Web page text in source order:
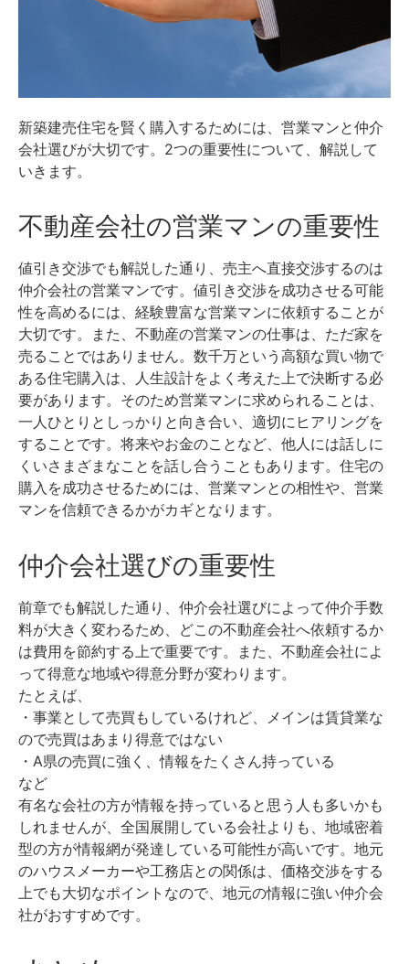
新築建売住宅を賢く購入するためには、営業マンと仲介
会社選びが大切です。2つの重要性について、解説して
いきます。
不動産会社の営業マンの重要性
値引き交渉でも解説した通り、売主へ直接交渉するのは
仲介会社の営業マンです。値引き交渉を成功させる可能
性を高めるには、経験豊富な営業マンに依頼することが
大切です。
また、不動産の営業マンの仕事は、ただ家を
売ることではありません。数千万という高額な買い物で
ある住宅購入は、人生設計をよく考えた上で決断する必
要があります。 そのため営業マンに求められることは、
一人ひとりとしっかりと向き合い、適切にヒアリングを
することです。 将来やお金のことなど、他人には話しに
くいさまざまなことを話し合うこともあります。住宅の
購入を成功させるためには、営業マンとの相性や、営業
マンを信頼できるかがカギとなります。
仲介会社選びの重要性
前章でも解説した通り、仲介会社選びによって仲介手数
料が大きく変わるため、どこの不動産会社へ依頼するか
は費用を節約する上で重要です。
また、不動産会社によ
って得意な地域や得意分野が変わります。
たとえば、
・事業として売買もしているけれど、メインは賃貸業な
ので売買はあまり得意ではない
・A県の売買に強く、情報をたくさん持っている
など
有名な会社の方が情報を持っていると思う人も多いかも
しれませんが、全国展開している会社よりも、地域密着
型の方が情報網が発達している可能性が高いです。 地元
のハウスメーカーや工務店との関係は、価格交渉をする
上でも大切なポイントなので、地元の情報に強い仲介会
社がおすすめです。